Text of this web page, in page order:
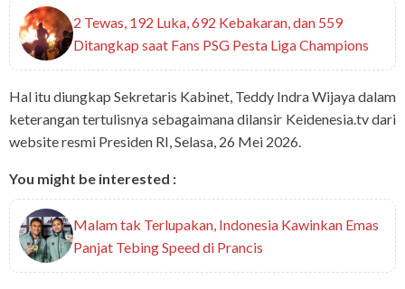
2 Tewas, 192 Luka, 692 Kebakaran, dan 559
Ditangkap saat Fans PSG Pesta Liga Champions
Hal itu diungkap Sekretaris Kabinet, Teddy Indra Wijaya dalam
keterangan tertulisnya sebagaimana dilansir Keidenesia.tv dari
website resmi Presiden RI, Selasa, 26 Mei 2026.
You might be interested :
Malam tak Terlupakan, Indonesia Kawinkan Emas
Panjat Tebing Speed di Prancis